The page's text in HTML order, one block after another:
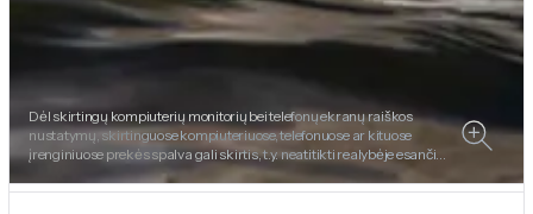
Dėl skirtingų kompiuterių monitorių bei telefonų ekranų raiškos
nustatymų, skirtinguose kompiuteriuose, telefonuose ar kituose
įrenginiuose prekės spalva gali skirtis, t.y. neatitikti realybėje esančios